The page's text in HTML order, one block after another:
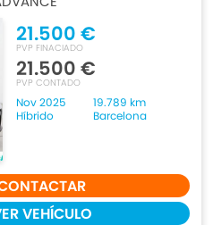
21.500 €
PVP FINACIADO
21.500 €
PVP CONTADO
Nov 2025
19.789 km
Híbrido
Barcelona
VEHÍCULO